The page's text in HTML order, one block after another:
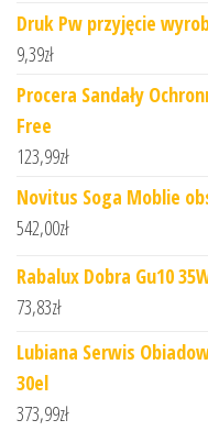
Druk Pw przyjęcie
9,39zł
Procera Sandały
Free
123,99zł
Novitus Soga Moblie
542,00zł
Rabalux Dobra Gu10
73,83zł
Lubiana Serwis
30el
373,99zł